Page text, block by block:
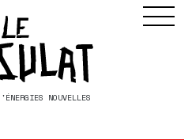
NOUVELLES